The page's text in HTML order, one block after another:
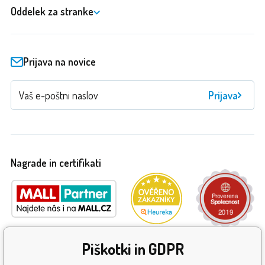
Oddelek za stranke
Prijava na novice
Prijava
Nagrade in certifikati
Piškotki in GDPR